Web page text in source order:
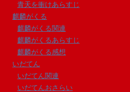
青天を衝けあらすじ
麒麟がくる
麒麟がくる関連
麒麟がくるあらすじ
麒麟がくる感想
いだてん
いだてん関連
いだてんおさらい